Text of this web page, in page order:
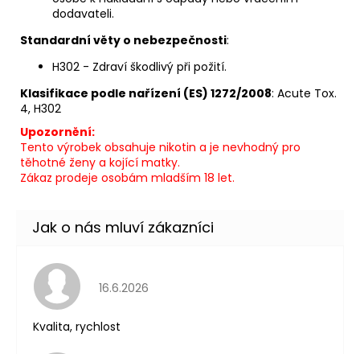
dodavateli.
Standardní věty o nebezpečnosti:
H302 - Zdraví škodlivý při požití.
Klasifikace podle nařízení (ES) 1272/2008: Acute Tox.
4, H302
Upozornění:
Tento výrobek obsahuje nikotin a je nevhodný pro
těhotné ženy a kojící matky.
Zákaz prodeje osobám mladším 18 let.
Hodnocení obchodu je 5 z 5 hvězdiček.
16.6.2026
Kvalita, rychlost